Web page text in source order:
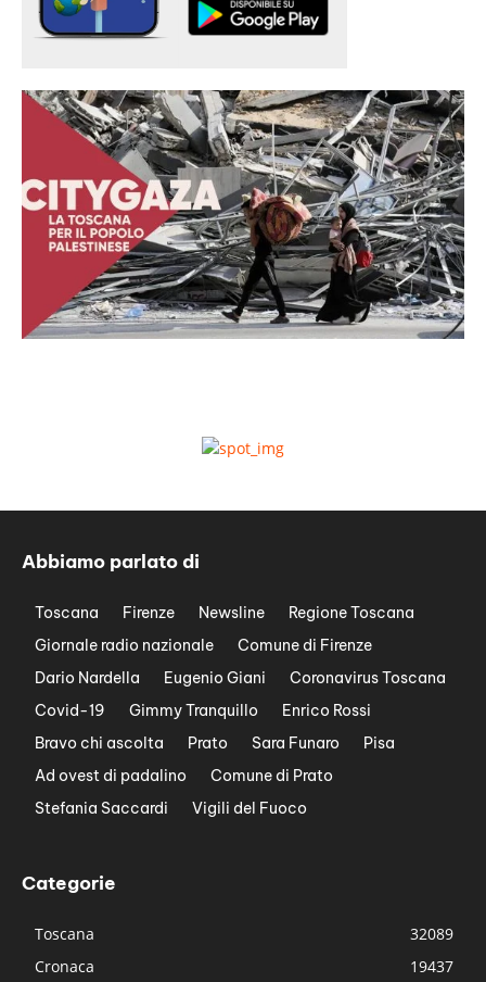
Abbiamo parlato di
Toscana Firenze Newsline
Regione Toscana
Giornale radio nazionale
Comune di Firenze
Dario Nardella
Eugenio Giani
Coronavirus Toscana
Covid-19
Gimmy Tranquillo
Enrico Rossi
Bravo chi ascolta
Prato Sara Funaro
Pisa
Ad ovest di padalino
Comune di Prato
Stefania Saccardi
Vigili del Fuoco
Categorie
Toscana
32089
Cronaca
19437